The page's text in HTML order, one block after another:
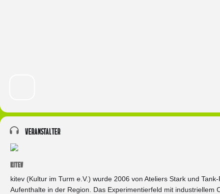
Veranstalter
KITEV
kitev (Kultur im Turm e.V.) wurde 2006 von Ateliers Stark und
Aufenthalte in der Region. Das Experimentierfeld mit